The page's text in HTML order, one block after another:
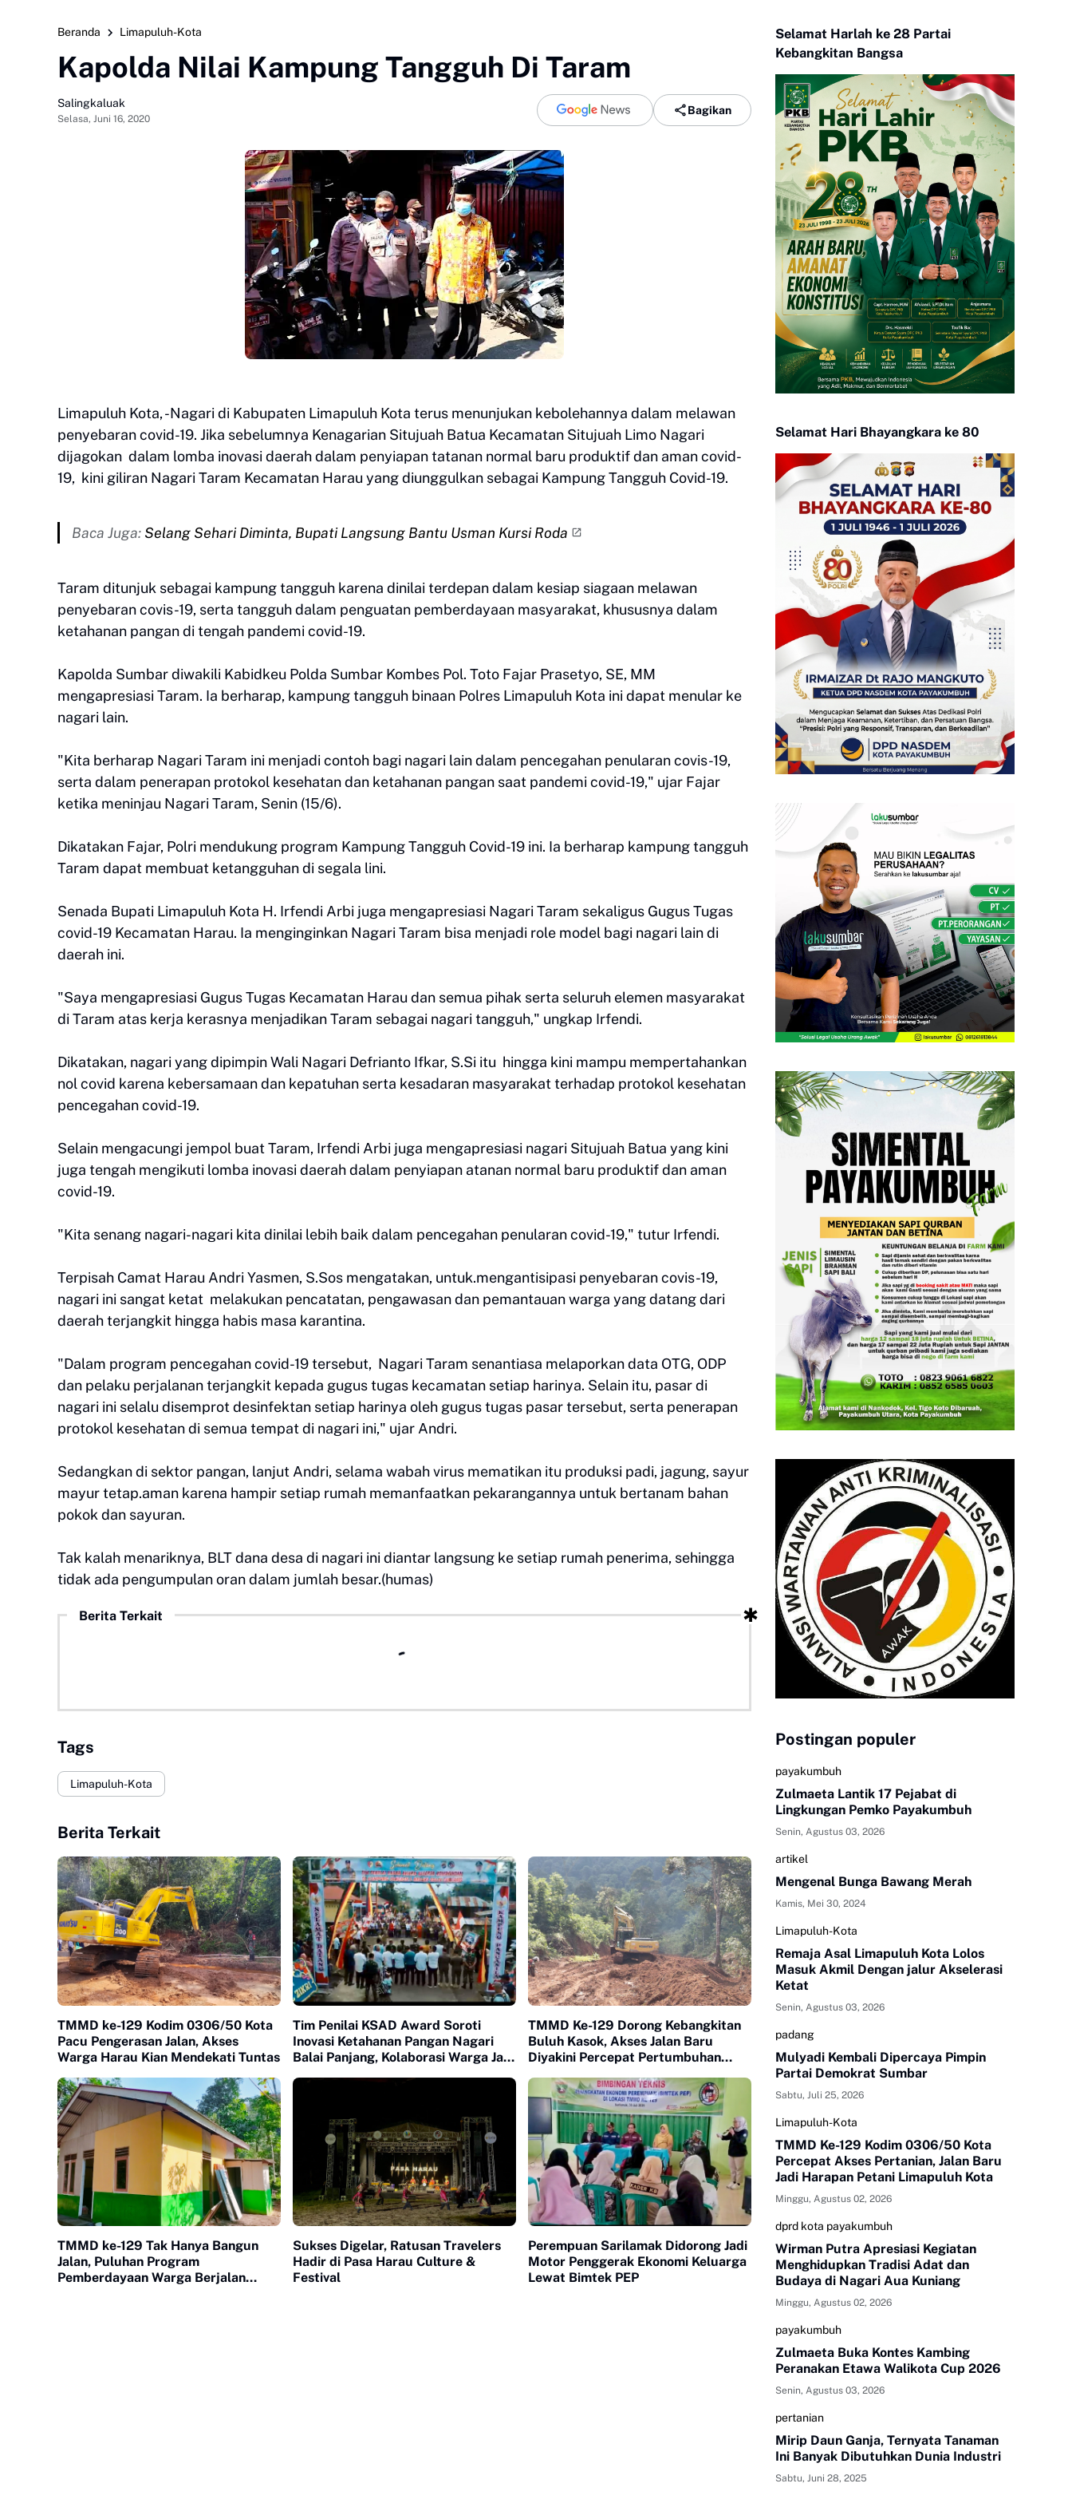
Beranda Limapuluh-Kota
Kapolda Nilai Kampung Tangguh Di Taram
Salingkaluak
Selasa, Juni 16, 2020
Bagikan
Limapuluh Kota, -Nagari di Kabupaten Limapuluh Kota terus menunjukan kebolehannya dalam melawan
penyebaran covid-19. Jika sebelumnya Kenagarian Situjuah Batua Kecamatan Situjuah Limo Nagari
dijagokan dalam lomba inovasi daerah dalam penyiapan tatanan normal baru produktif dan aman covid-
19, kini giliran Nagari Taram Kecamatan Harau yang diunggulkan sebagai Kampung Tangguh Covid-19.
Baca Juga: Selang Sehari Diminta, Bupati Langsung Bantu Usman Kursi Roda
Taram ditunjuk sebagai kampung tangguh karena dinilai terdepan dalam kesiap siagaan melawan
penyebaran covis-19, serta tangguh dalam penguatan pemberdayaan masyarakat, khususnya dalam
ketahanan pangan di tengah pandemi covid-19.
Kapolda Sumbar diwakili Kabidkeu Polda Sumbar Kombes Pol. Toto Fajar Prasetyo, SE, MM
mengapresiasi Taram. Ia berharap, kampung tangguh binaan Polres Limapuluh Kota ini dapat menular ke
nagari lain.
"Kita berharap Nagari Taram ini menjadi contoh bagi nagari lain dalam pencegahan penularan covis-19,
serta dalam penerapan protokol kesehatan dan ketahanan pangan saat pandemi covid-19," ujar Fajar
ketika meninjau Nagari Taram, Senin (15/6).
Dikatakan Fajar, Polri mendukung program Kampung Tangguh Covid-19 ini. Ia berharap kampung tangguh
Taram dapat membuat ketangguhan di segala lini.
Senada Bupati Limapuluh Kota H. Irfendi Arbi juga mengapresiasi Nagari Taram sekaligus Gugus Tugas
covid-19 Kecamatan Harau. Ia menginginkan Nagari Taram bisa menjadi role model bagi nagari lain di
daerah ini.
"Saya mengapresiasi Gugus Tugas Kecamatan Harau dan semua pihak serta seluruh elemen masyarakat
di Taram atas kerja kerasnya menjadikan Taram sebagai nagari tangguh," ungkap Irfendi.
Dikatakan, nagari yang dipimpin Wali Nagari Defrianto Ifkar, S.Si itu hingga kini mampu mempertahankan
nol covid karena kebersamaan dan kepatuhan serta kesadaran masyarakat terhadap protokol kesehatan
pencegahan covid-19.
Selain mengacungi jempol buat Taram, Irfendi Arbi juga mengapresiasi nagari Situjuah Batua yang kini
juga tengah mengikuti lomba inovasi daerah dalam penyiapan atanan normal baru produktif dan aman
covid-19.
"Kita senang nagari-nagari kita dinilai lebih baik dalam pencegahan penularan covid-19," tutur Irfendi.
Terpisah Camat Harau Andri Yasmen, S.Sos mengatakan, untuk.mengantisipasi penyebaran covis-19,
nagari ini sangat ketat melakukan pencatatan, pengawasan dan pemantauan warga yang datang dari
daerah terjangkit hingga habis masa karantina.
"Dalam program pencegahan covid-19 tersebut, Nagari Taram senantiasa melaporkan data OTG, ODP
dan pelaku perjalanan terjangkit kepada gugus tugas kecamatan setiap harinya. Selain itu, pasar di
nagari ini selalu disemprot desinfektan setiap harinya oleh gugus tugas pasar tersebut, serta penerapan
protokol kesehatan di semua tempat di nagari ini," ujar Andri.
Sedangkan di sektor pangan, lanjut Andri, selama wabah virus mematikan itu produksi padi, jagung, sayur
mayur tetap.aman karena hampir setiap rumah memanfaatkan pekarangannya untuk bertanam bahan
pokok dan sayuran.
Tak kalah menariknya, BLT dana desa di nagari ini diantar langsung ke setiap rumah penerima, sehingga
tidak ada pengumpulan oran dalam jumlah besar.(humas)
Berita Terkait
Tags
Limapuluh-Kota
Berita Terkait
TMMD ke-129 Kodim 0306/50 Kota
Pacu Pengerasan Jalan, Akses
Warga Harau Kian Mendekati Tuntas
Tim Penilai KSAD Award Soroti
Inovasi Ketahanan Pangan Nagari
Balai Panjang, Kolaborasi Warga Jadi
TMMD Ke-129 Dorong Kebangkitan
Buluh Kasok, Akses Jalan Baru
Diyakini Percepat Pertumbuhan
TMMD ke-129 Tak Hanya Bangun
Jalan, Puluhan Program
Pemberdayaan Warga Berjalan
Sukses Digelar, Ratusan Travelers
Hadir di Pasa Harau Culture &
Festival
Perempuan Sarilamak Didorong Jadi
Motor Penggerak Ekonomi Keluarga
Lewat Bimtek PEP
Selamat Harlah ke 28 Partai
Kebangkitan Bangsa
Selamat Hari Bhayangkara ke 80
Postingan populer
payakumbuh
Zulmaeta Lantik 17 Pejabat di
Lingkungan Pemko Payakumbuh
Senin, Agustus 03, 2026
artikel
Mengenal Bunga Bawang Merah
Kamis, Mei 30, 2024
Limapuluh-Kota
Remaja Asal Limapuluh Kota Lolos
Masuk Akmil Dengan jalur Akselerasi
Ketat
Senin, Agustus 03, 2026
padang
Mulyadi Kembali Dipercaya Pimpin
Partai Demokrat Sumbar
Sabtu, Juli 25, 2026
Limapuluh-Kota
TMMD Ke-129 Kodim 0306/50 Kota
Percepat Akses Pertanian, Jalan Baru
Jadi Harapan Petani Limapuluh Kota
Minggu, Agustus 02, 2026
dprd kota payakumbuh
Wirman Putra Apresiasi Kegiatan
Menghidupkan Tradisi Adat dan
Budaya di Nagari Aua Kuniang
Minggu, Agustus 02, 2026
payakumbuh
Zulmaeta Buka Kontes Kambing
Peranakan Etawa Walikota Cup 2026
Senin, Agustus 03, 2026
pertanian
Mirip Daun Ganja, Ternyata Tanaman
Ini Banyak Dibutuhkan Dunia Industri
Sabtu, Juni 28, 2025